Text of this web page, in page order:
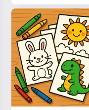
Я
сказки на